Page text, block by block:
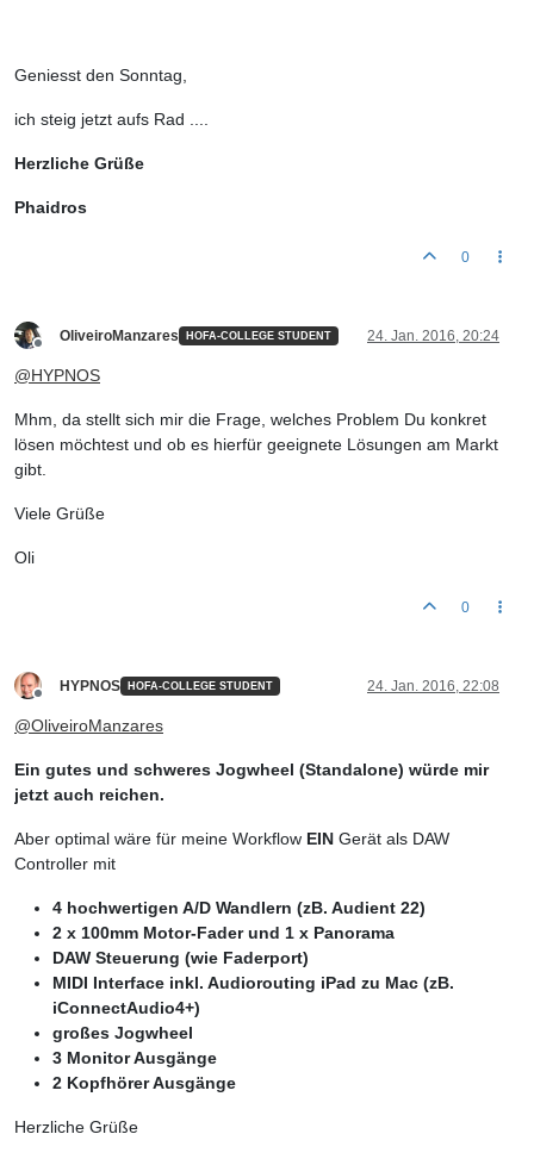
Geniesst den Sonntag,
ich steig jetzt aufs Rad ....
Herzliche Grüße
Phaidros
0
Offline
OliveiroManzares HOFA-COLLEGE STUDENT 24. Jan. 2016, 20:24
@HYPNOS
Mhm, da stellt sich mir die Frage, welches Problem Du konkret
lösen möchtest und ob es hierfür geeignete Lösungen am Markt
gibt.
Viele Grüße
Oli
0
Offline
HYPNOS HOFA-COLLEGE STUDENT 24. Jan. 2016, 22:08
@OliveiroManzares
Ein gutes und schweres Jogwheel (Standalone) würde mir
jetzt auch reichen.
Aber optimal wäre für meine Workflow EIN Gerät als DAW
Controller mit
4 hochwertigen A/D Wandlern (zB. Audient 22)
2 x 100mm Motor-Fader und 1 x Panorama
DAW Steuerung (wie Faderport)
MIDI Interface inkl. Audiorouting iPad zu Mac (zB.
iConnectAudio4+)
großes Jogwheel
3 Monitor Ausgänge
2 Kopfhörer Ausgänge
Herzliche Grüße